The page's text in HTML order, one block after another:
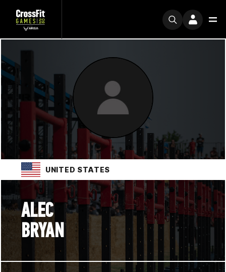
UNITED STATES
ALEC
BRYAN